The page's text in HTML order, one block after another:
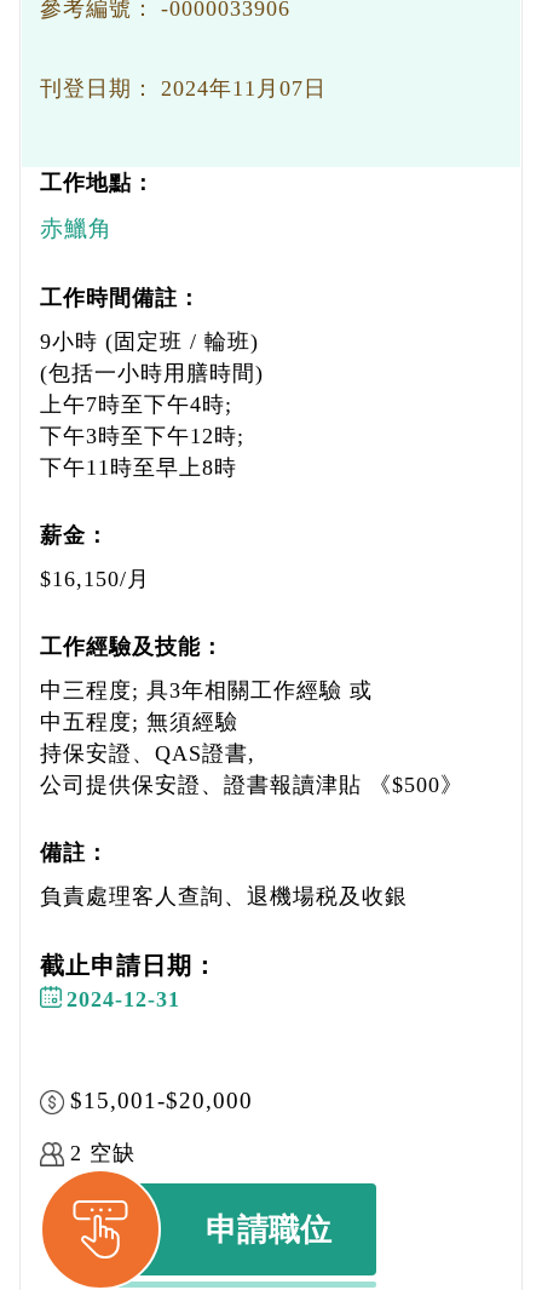
參考編號： -0000033906
刊登日期： 2024年11月07日
工作地點：
赤鱲角
工作時間備註：
9小時 (固定班 / 輪班)
(包括一小時用膳時間)
上午7時至下午4時;
下午3時至下午12時;
下午11時至早上8時
薪金：
$16,150/月
工作經驗及技能：
中三程度; 具3年相關工作經驗 或
中五程度; 無須經驗
持保安證、QAS證書,
公司提供保安證、證書報讀津貼 《$500》
備註：
負責處理客人查詢、退機場税及收銀
截止申請日期：
2024-12-31
$15,001-$20,000
2 空缺
申請職位